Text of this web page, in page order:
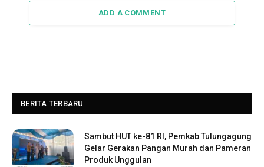
ADD A COMMENT
BERITA TERBARU
Sambut HUT ke-81 RI, Pemkab Tulungagung
Gelar Gerakan Pangan Murah dan Pameran
Produk Unggulan